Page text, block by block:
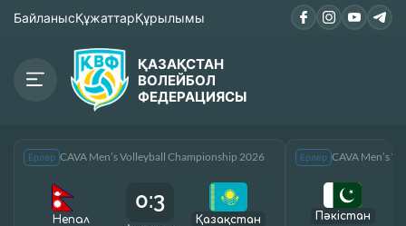
БайланысҚұжаттарҚұрылымы
ҚАЗАҚСТАН
ВОЛЕЙБОЛ
ФЕДЕРАЦИЯСЫ
Ерлер CAVA Men’s Volleyball Championship 2026
Непал
0:3
Қазақcтан
Ерлер CAVA Men’s
Пәкістан